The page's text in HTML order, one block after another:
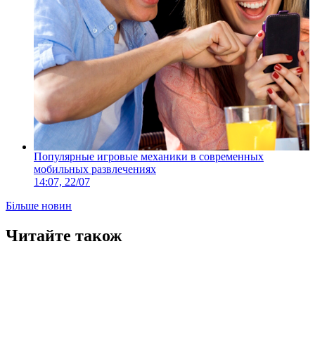
Популярные игровые механики в современных
мобильных развлечениях
14:07, 22/07
Більше новин
Читайте також